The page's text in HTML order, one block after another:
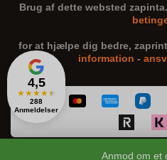
Anmod om et
4,5
★★★★★
288
Anmeldelser
Brug af dette websted
for at hjælpe dig bedre,
information -